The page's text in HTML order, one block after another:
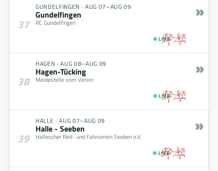
37
GUNDELFINGEN · AUG 07–AUG 09
Gundelfingen
RC Gundelfingen
LIVE
»
38
HAGEN ·AUG 08–AUG 09
Hagen-Tücking
Meldestelle vom Verein
LIVE
»
39
HALLE ·AUG 07–AUG 09
Halle - Seeben
Hallescher Reit- und Fahrverein Seeben e.V.
LIVE
»